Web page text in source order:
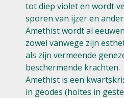
tot diep violet en wordt
sporen van ijzer en
Amethist wordt al
zowel vanwege zijn
als zijn vermeende
beschermende krachten.
Amethist is een
in geodes (holtes in